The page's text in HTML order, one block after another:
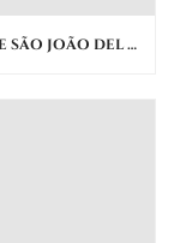
SOM DOS SINOS RESGATA TRADIÇÃO DE SÃO JOÃO DEL REI